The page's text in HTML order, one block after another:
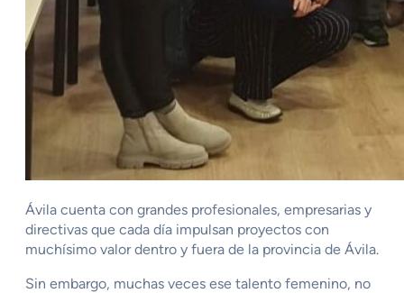
Ávila cuenta con grandes profesionales, empresarias y
directivas que cada día impulsan proyectos con
muchísimo valor dentro y fuera de la provincia de Ávila.
Sin embargo, muchas veces ese talento femenino, no